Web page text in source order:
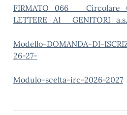
Modello-DOMANDA-DI-
26-27-
Modulo-scelta-irc-2026-2027